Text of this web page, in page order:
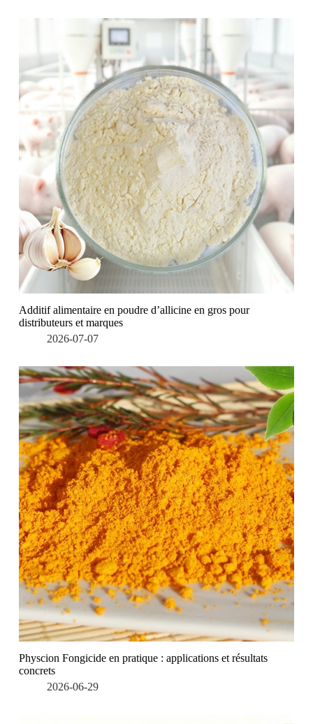
Additif alimentaire en poudre d’allicine en gros pour
distributeurs et marques
2026-07-07
Physcion Fongicide en pratique : applications et résultats
concrets
2026-06-29